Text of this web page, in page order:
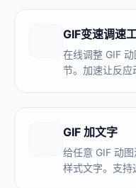
GIF变速调速
在线调整 GIF
节。加速让反应
GIF 加文字
给任意 GIF 动
样式文字。支持